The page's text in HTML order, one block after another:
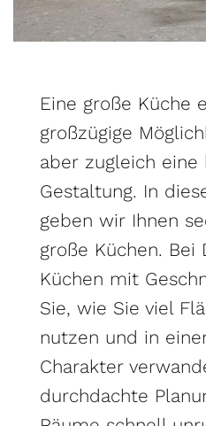
Eine große Küche
großzügige
aber zugleich
Gestaltung. In
geben wir Ihnen
große Küchen. Bei
Küchen mit
Sie, wie Sie viel
nutzen und in
Charakter
durchdachte